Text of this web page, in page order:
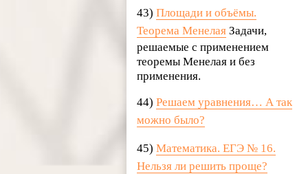
43)Площади и объёмы.
Теорема Менелая Задачи,
решаемые с применением
теоремы Менелая и без
применения.
44)Решаем уравнения… А так
можно было?
45)Математика. ЕГЭ № 16.
Нельзя ли решить проще?